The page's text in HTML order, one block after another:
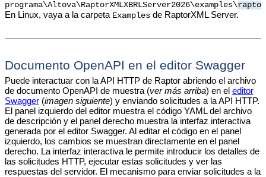
programa\Altova\RaptorXMLXBRLServer2026\examples\
En Linux, vaya a la carpeta Examplesde RaptorXML Server.
Documento OpenAPI en el editor Swagger
Puede interactuar con la API HTTP de Raptor abriendo el archivo
de documento OpenAPI de muestra (ver más arriba) en el editor
Swagger(imagen siguiente) y enviando solicitudes a la API HTTP.
El panel izquierdo del editor muestra el código YAML del archivo
de descripción y el panel derecho muestra la interfaz interactiva
generada por el editor Swagger. Al editar el código en el panel
izquierdo, los cambios se muestran directamente en el panel
derecho. La interfaz interactiva le permite introducir los detalles de
las solicitudes HTTP, ejecutar estas solicitudes y ver las
respuestas del servidor. El mecanismo para enviar solicitudes a la